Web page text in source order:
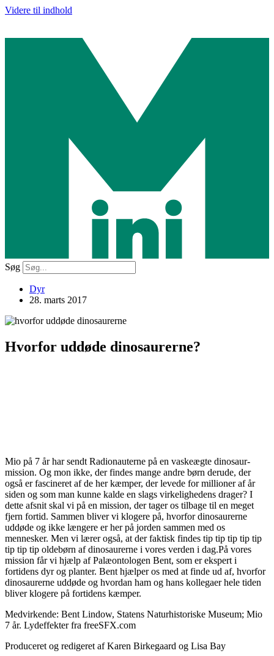
Videre til indhold
Søg
Dyr
28. marts 2017
Hvorfor uddøde dinosaurerne?
Mio på 7 år har sendt Radionauterne på en vaskeægte dinosaur-
mission. Og mon ikke, der findes mange andre børn derude, der
også er fascineret af de her kæmper, der levede for millioner af år
siden og som man kunne kalde en slags virkelighedens drager? I
dette afsnit skal vi på en mission, der tager os tilbage til en meget
fjern fortid. Sammen bliver vi klogere på, hvorfor dinosaurerne
uddøde og ikke længere er her på jorden sammen med os
mennesker. Men vi lærer også, at der faktisk findes tip tip tip tip tip
tip tip tip oldebørn af dinosaurerne i vores verden i dag.På vores
mission får vi hjælp af Palæontologen Bent, som er ekspert i
fortidens dyr og planter. Bent hjælper os med at finde ud af, hvorfor
dinosaurerne uddøde og hvordan ham og hans kollegaer hele tiden
bliver klogere på fortidens kæmper.
Medvirkende: Bent Lindow, Statens Naturhistoriske Museum; Mio
7 år. Lydeffekter fra freeSFX.com
Produceret og redigeret af Karen Birkegaard og Lisa Bay